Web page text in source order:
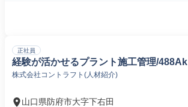
正社員
経験が活かせるプラント施工管理/488Ak
株式会社コントラフト(人材紹介)
山口県防府市大字下右田